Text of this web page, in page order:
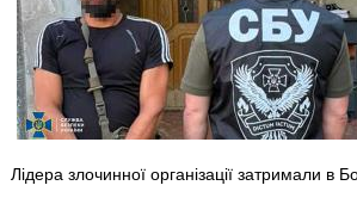
Лідера злочинної організації затримали в